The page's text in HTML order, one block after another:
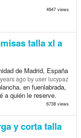
4947 views
talla xl a
de Madrid, España
ago by user lucypaz
en fuenlabrada,
a quién le reserve.
6738 views
y corta talla